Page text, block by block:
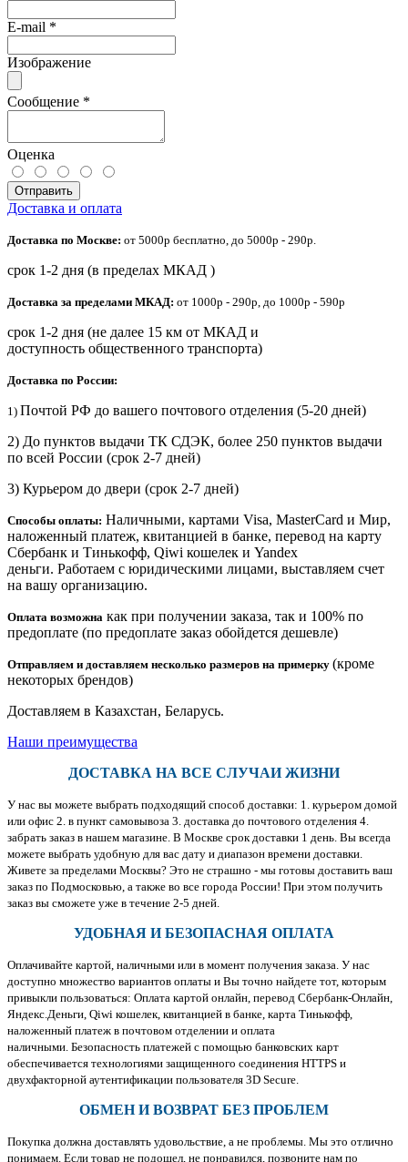
E-mail *
Изображение
Сообщение *
Оценка
Отправить
Доставка и оплата
Доставка по Москве: от 5000р бесплатно, до 5000р - 290р.
срок 1-2 дня (в пределах МКАД )
Доставка за пределами МКАД: от 1000р - 290р, до 1000р - 590р
срок 1-2 дня (не далее 15 км от МКАД и
доступность общественного транспорта)
Доставка по России:
1) Почтой РФ до вашего почтового отделения (5-20 дней)
2) До пунктов выдачи ТК СДЭК, более 250 пунктов выдачи
по всей России (срок 2-7 дней)
3) Курьером до двери (срок 2-7 дней)
Способы оплаты: Наличными, картами Visa, MasterCard и Мир,
наложенный платеж, квитанцией в банке, перевод на карту
Сбербанк и Тинькофф, Qiwi кошелек и Yandex
деньги. Работаем с юридическими лицами, выставляем счет
на вашу организацию.
Оплата возможна как при получении заказа, так и 100% по
предоплате (по предоплате заказ обойдется дешевле)
Отправляем и доставляем несколько размеров на примерку (кроме
некоторых брендов)
Доставляем в Казахстан, Беларусь.
Наши преимущества
ДОСТАВКА НА ВСЕ СЛУЧАИ ЖИЗНИ
У нас вы можете выбрать подходящий способ доставки: 1. курьером домой
или офис 2. в пункт самовывоза 3. доставка до почтового отделения 4.
забрать заказ в нашем магазине. В Москве срок доставки 1 день. Вы всегда
можете выбрать удобную для вас дату и диапазон времени доставки.
Живете за пределами Москвы? Это не страшно - мы готовы доставить ваш
заказ по Подмосковью, а также во все города России! При этом получить
заказ вы сможете уже в течение 2-5 дней.
УДОБНАЯ И БЕЗОПАСНАЯ ОПЛАТА
Оплачивайте картой, наличными или в момент получения заказа. У нас
доступно множество вариантов оплаты и Вы точно найдете тот, которым
привыкли пользоваться: Оплата картой онлайн, перевод Сбербанк-Онлайн,
Яндекс.Деньги, Qiwi кошелек, квитанцией в банке, карта Тинькофф,
наложенный платеж в почтовом отделении и оплата
наличными. Безопасность платежей с помощью банковских карт
обеспечивается технологиями защищенного соединения HTTPS и
двухфакторной аутентификации пользователя 3D Secure.
ОБМЕН И ВОЗВРАТ БЕЗ ПРОБЛЕМ
Покупка должна доставлять удовольствие, а не проблемы. Мы это отлично
понимаем. Если товар не подошел, не понравился, позвоните нам по